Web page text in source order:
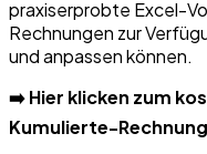
praxiserprobte Excel-
Rechnungen zur
und anpassen können.
➡️ Hier klicken zum
Kumulierte-